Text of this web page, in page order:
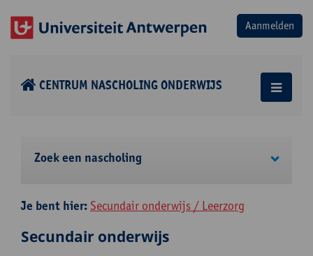
CENTRUM NASCHOLING ONDERWIJS
Zoek een nascholing
Je bent hier: Secundair onderwijs / Leerzorg
Secundair onderwijs